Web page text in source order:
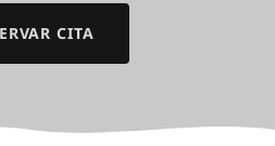
CITA